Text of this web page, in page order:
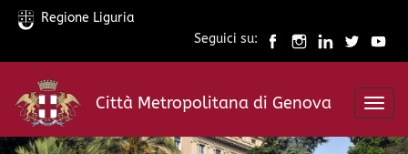
Salta
contenuto
principale
Regione Liguria
Seguici su:
Città Metropolitana di Genova